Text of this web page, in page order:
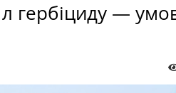
л гербіциду —